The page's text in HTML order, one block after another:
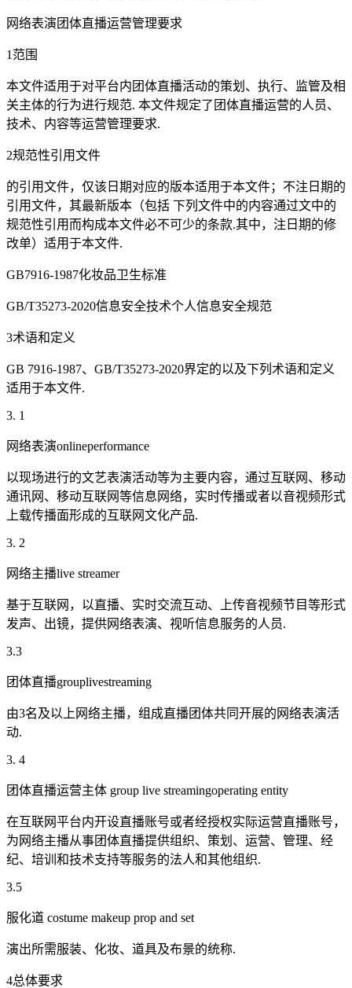
网络表演团体直播运营管理要求
1范围
本文件适用于对平台内团体直播活动的策划、执行、监管及相
关主体的行为进行规范. 本文件规定了团体直播运营的人员、
技术、内容等运营管理要求.
2规范性引用文件
的引用文件，仅该日期对应的版本适用于本文件；不注日期的
引用文件，其最新版本（包括 下列文件中的内容通过文中的
规范性引用而构成本文件必不可少的条款.其中，注日期的修
改单）适用于本文件.
GB7916-1987化妆品卫生标准
GB/T35273-2020信息安全技术个人信息安全规范
3术语和定义
GB 7916-1987、GB/T35273-2020界定的以及下列术语和定义
适用于本文件.
3. 1
网络表演onlineperformance
以现场进行的文艺表演活动等为主要内容，通过互联网、移动
通讯网、移动互联网等信息网络，实时传播或者以音视频形式
上载传播面形成的互联网文化产品.
3. 2
网络主播live streamer
基于互联网，以直播、实时交流互动、上传音视频节目等形式
发声、出镜，提供网络表演、视听信息服务的人员.
3.3
团体直播grouplivestreaming
由3名及以上网络主播，组成直播团体共同开展的网络表演活
动.
3. 4
团体直播运营主体 group live streamingoperating entity
在互联网平台内开设直播账号或者经授权实际运营直播账号，
为网络主播从事团体直播提供组织、策划、运营、管理、经
纪、培训和技术支持等服务的法人和其他组织.
3.5
服化道 costume makeup prop and set
演出所需服装、化妆、道具及布景的统称.
4总体要求